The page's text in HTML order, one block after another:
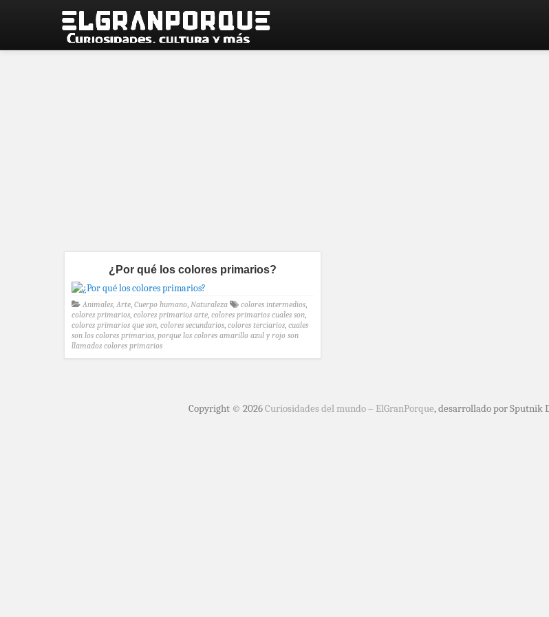
¿Por qué los colores primarios?
Animales, Arte, Cuerpo humano, Naturaleza colores intermedios,
colores primarios, colores primarios arte, colores primarios cuales son,
colores primarios que son, colores secundarios, colores terciarios, cuales
son los colores primarios, porque los colores amarillo azul y rojo son
llamados colores primarios
Copyright © 2026Curiosidades del mundo – ElGranPorque, desarrollado por Sputnik